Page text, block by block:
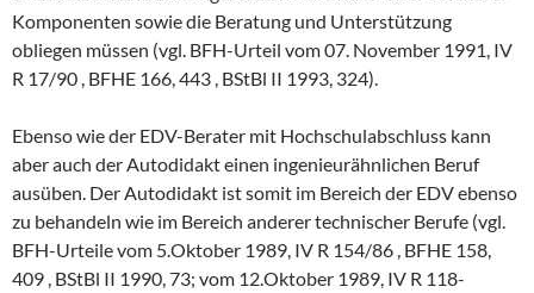
Komponenten sowie die Beratung und Unterstützung
obliegen müssen (vgl. BFH-Urteil vom 07. November 1991, IV
R 17/90 , BFHE 166, 443 , BStBl II 1993, 324).
Ebenso wie der EDV-Berater mit Hochschulabschluss kann
aber auch der Autodidakt einen ingenieurähnlichen Beruf
ausüben. Der Autodidakt ist somit im Bereich der EDV ebenso
zu behandeln wie im Bereich anderer technischer Berufe (vgl.
BFH-Urteile vom 5.Oktober 1989, IV R 154/86 , BFHE 158,
409 , BStBl II 1990, 73; vom 12.Oktober 1989, IV R 118-